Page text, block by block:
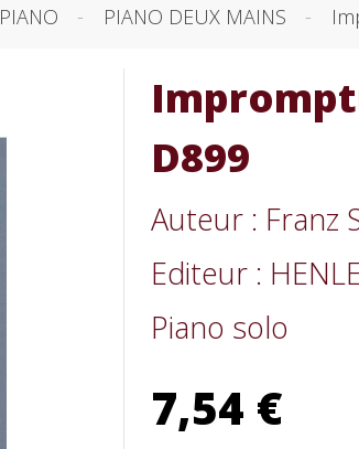
PIANO PIANO DEUX MAINS
D899
Auteur : Franz
Editeur :
Piano solo
7,54 €